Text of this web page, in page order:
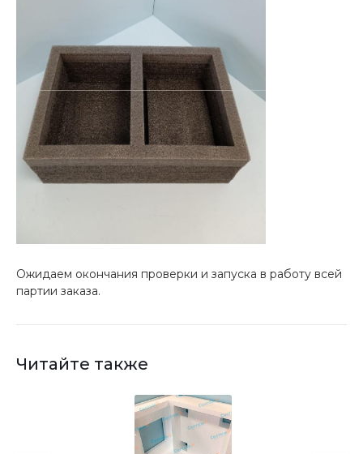
Ожидаем окончания проверки и запуска в работу всей
партии заказа.
Читайте также